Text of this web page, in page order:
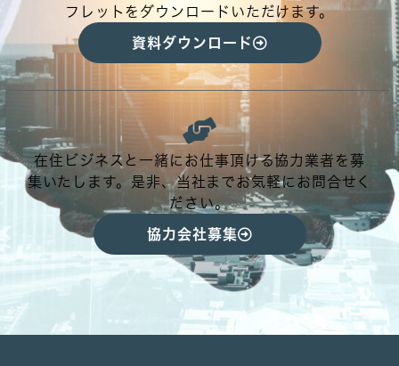
フレットをダウンロードいただけます。
資料ダウンロード
在住ビジネスと一緒にお仕事頂ける協力業者を募
集いたします。是非、当社までお気軽にお問合せく
ださい。
協力会社募集